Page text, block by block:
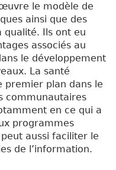
le modèle de
ainsi que des
qualité. Ils ont eu
associés au
le développement
La santé
premier plan dans le
communautaires
en ce qui a
programmes
aussi faciliter le
de l’information.